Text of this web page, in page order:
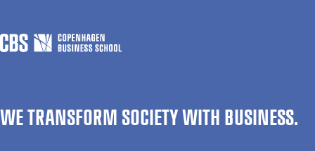
WE TRANSFORM SOCIETY WITH BUSINESS.